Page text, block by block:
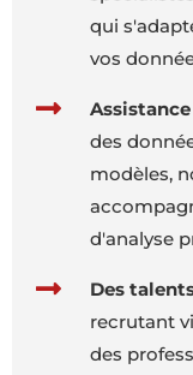
qui
vos
des
modèles,
d'analyse
Des
recrutant
des